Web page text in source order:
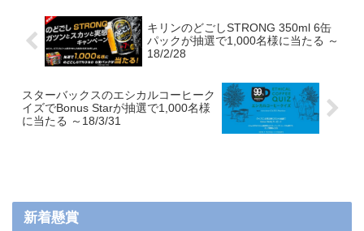
キリンのどごしSTRONG 350ml 6缶
パックが抽選で1,000名様に当たる ～
18/2/28
スターバックスのエシカルコーヒーク
イズでBonus Starが抽選で1,000名様
に当たる ～18/3/31
新着懸賞